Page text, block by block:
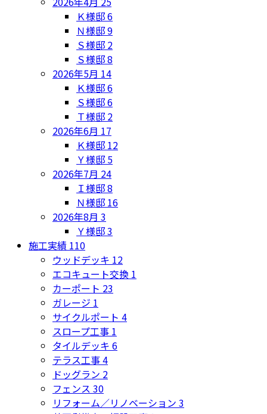
Ｋ様邸6
Ｎ様邸9
Ｓ様邸 2
Ｓ様邸8
2026年5月 14
Ｋ様邸6
Ｓ様邸6
Ｔ様邸 2
2026年6月 17
Ｋ様邸 12
Ｙ様邸 5
2026年7月 24
Ｉ様邸8
Ｎ様邸 16
2026年8月 3
Ｙ様邸3
施工実績 110
ウッドデッキ 12
エコキュート交換 1
カーポート 23
ガレージ 1
サイクルポート 4
スロープ工事 1
タイルデッキ 6
テラス工事4
ドッグラン 2
フェンス 30
リフォーム／リノベーション 3